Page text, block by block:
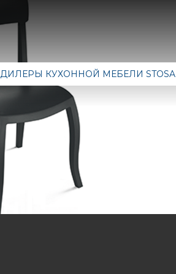
ДИЛЕРЫ КУХОННОЙ МЕБЕЛИ STOSA